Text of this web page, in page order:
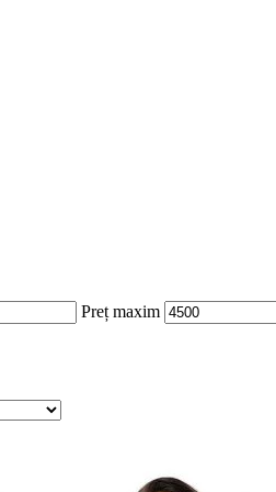
Preț maxim